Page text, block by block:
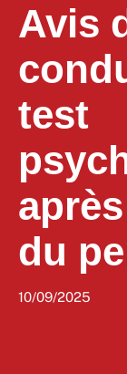
Avis
test
du
10/09/2025